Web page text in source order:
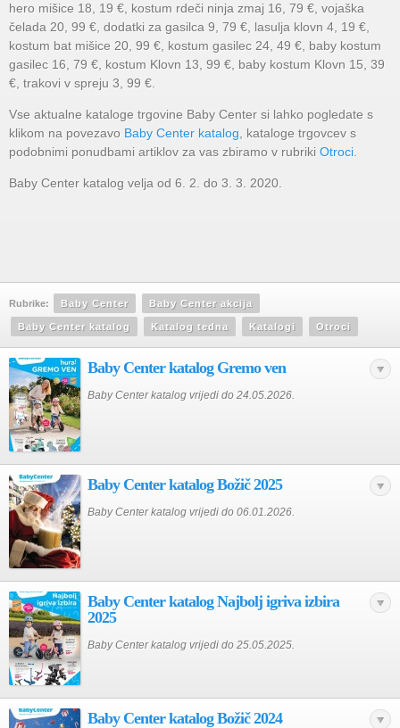
hero mišice 18, 19 €, kostum rdeči ninja zmaj 16, 79 €, vojaška
čelada 20, 99 €, dodatki za gasilca 9, 79 €, lasulja klovn 4, 19 €,
kostum bat mišice 20, 99 €, kostum gasilec 24, 49 €, baby kostum
gasilec 16, 79 €, kostum Klovn 13, 99 €, baby kostum Klovn 15, 39
€, trakovi v spreju 3, 99 €.
Vse aktualne kataloge trgovine Baby Center si lahko pogledate s
klikom na povezavo Baby Center katalog , kataloge trgovcev s
podobnimi ponudbami artiklov za vas zbiramo v rubriki Otroci
Baby Center katalog velja od 6. 2. do 3. 3. 2020.
Rubrike: Baby Center Baby Center akcija
Baby Center katalog Katalog tedna Katalogi Otroci
Baby Center katalog Gremo ven
Baby Center katalog vrijedi do 24.05.2026.
Baby Center katalog Božič 2025
Baby Center katalog vrijedi do 06.01.2026.
Baby Center katalog Najbolj igriva izbira
2025
Baby Center katalog vrijedi do 25.05.2025.
Baby Center katalog Božič 2024